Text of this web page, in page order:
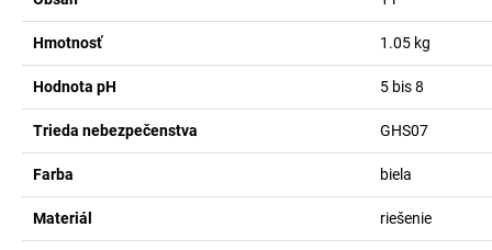
Hmotnosť 1.05 kg
Hodnota pH 5 bis 8
Trieda nebezpečenstva GHS07
Farba biela
Materiál riešenie